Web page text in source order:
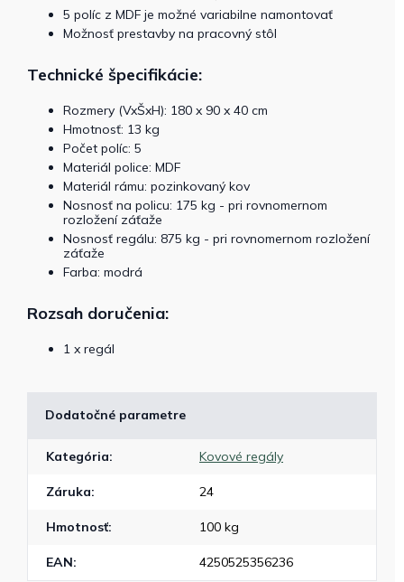
5 políc z MDF je možné variabilne namontovať
Možnosť prestavby na pracovný stôl
Technické špecifikácie:
Rozmery (VxŠxH): 180 x 90 x 40 cm
Hmotnosť: 13 kg
Počet políc: 5
Materiál police: MDF
Materiál rámu: pozinkovaný kov
Nosnosť na policu: 175 kg - pri rovnomernom
rozložení záťaže
Nosnosť regálu: 875 kg - pri rovnomernom rozložení
záťaže
Farba: modrá
Rozsah doručenia:
1 x regál
Dodatočné parametre
Kategória: Kovové regály
Záruka: 24
Hmotnosť: 100 kg
EAN: 4250525356236